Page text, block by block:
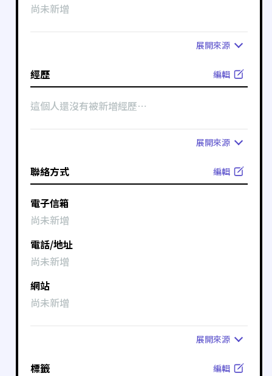
尚未新增
展開來源
經歷 編輯
這個人還沒有被新增經歷⋯
展開來源
聯絡方式 編輯
電子信箱
尚未新增
電話/地址
尚未新增
網站
尚未新增
展開來源
標籤 編輯